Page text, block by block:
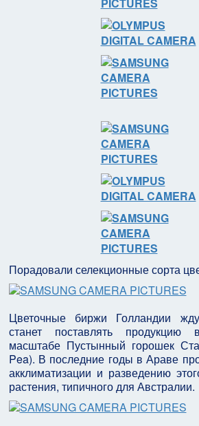
Порадовали селекционные сорта
Цветочные биржи Голландии
станет поставлять
масштабе Пустынный горошек
Pea). В последние годы в Араве
акклиматизации и разведению
растения, типичного для Австралии.